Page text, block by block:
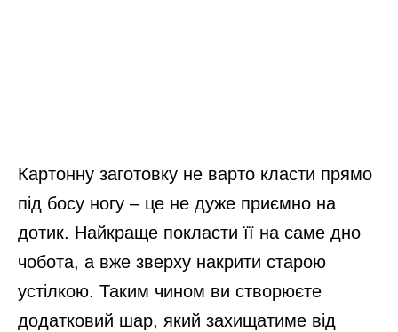
Картонну заготовку не варто класти прямо
під босу ногу – це не дуже приємно на
дотик. Найкраще покласти її на саме дно
чобота, а вже зверху накрити старою
устілкою. Таким чином ви створюєте
додатковий шар, який захищатиме від